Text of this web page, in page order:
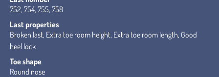
752, 754, 755, 758
Last properties
Broken last, Extra toe room height, Extra toe room length, Good
heel lock
Toe shape
Round nose